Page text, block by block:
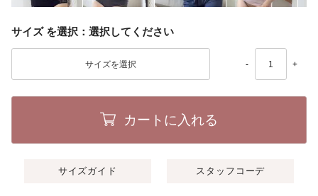
サイズ 選択してください
- +
カートに入れる
サイズガイド スタッフコーデ